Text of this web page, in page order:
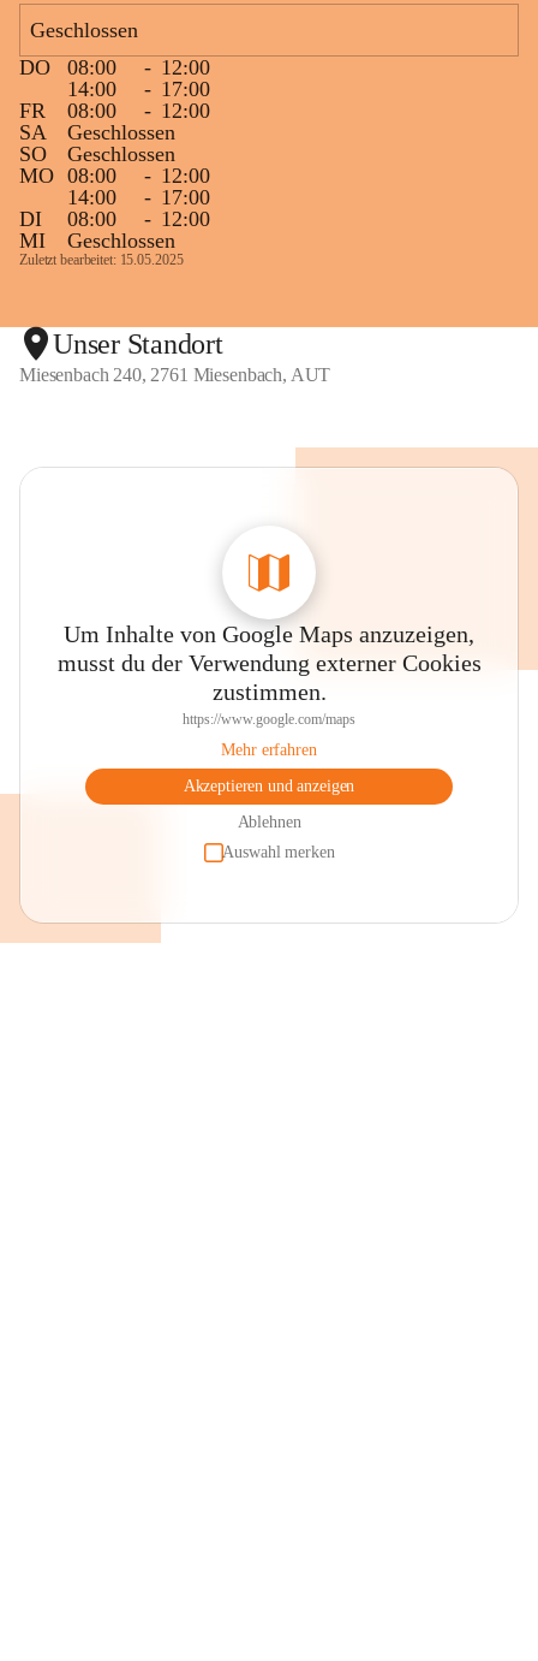
Geschlossen
DO
08:00 - 12:00
14:00
- 17:00
FR
08:00 - 12:00
SA
Geschlossen
SO
Geschlossen
MO 08:00 - 12:00
14:00
- 17:00
DI
08:00 - 12:00
MI
Geschlossen
Zuletzt bearbeitet: 15.05.2025
Unser Standort
Miesenbach 240, 2761 Miesenbach, AUT
Um Inhalte von Google Maps anzuzeigen,
musst du der Verwendung externer Cookies
zustimmen.
https://www.google.com/maps
Mehr erfahren
Akzeptieren und anzeigen
Ablehnen
Auswahl merken